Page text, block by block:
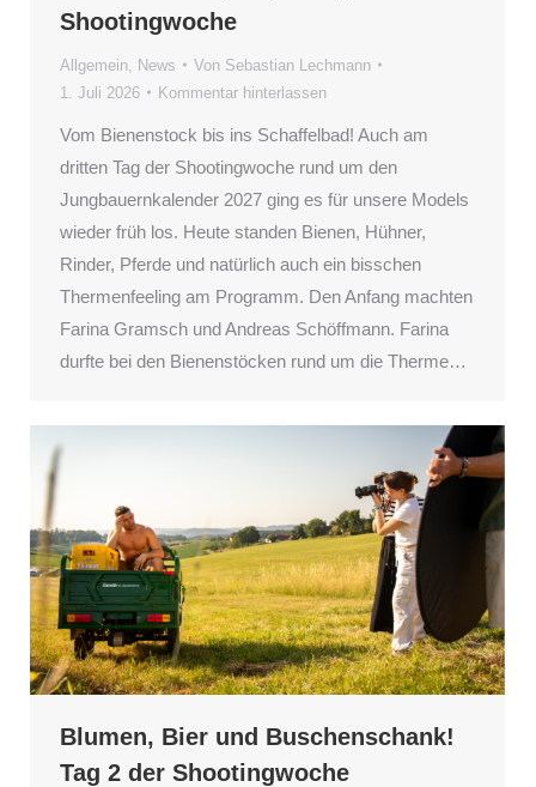
Shootingwoche
Allgemein News Von Sebastian Lechmann
1. Juli 2026
Kommentar hinterlassen
Vom Bienenstock bis ins Schaffelbad! Auch am
dritten Tag der Shootingwoche rund um den
Jungbauernkalender 2027 ging es für unsere Models
wieder früh los. Heute standen Bienen, Hühner,
Rinder, Pferde und natürlich auch ein bisschen
Thermenfeeling am Programm. Den Anfang machten
Farina Gramsch und Andreas Schöffmann. Farina
durfte bei den Bienenstöcken rund um die Therme…
Blumen, Bier und Buschenschank!
Tag 2 der Shootingwoche